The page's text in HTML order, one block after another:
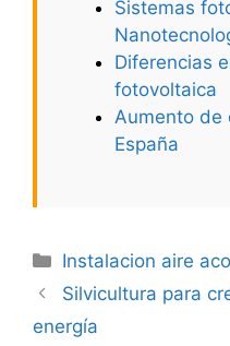
Sistemas
Diferencias
fotovoltaica
Aumento de
España
Categorías
Instalacion aire
Silvicultura para
energía